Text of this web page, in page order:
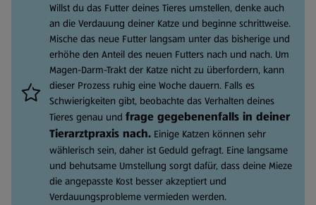
Willst du das Futter deines Tieres umstellen, denke auch
an die Verdauung deiner Katze und beginne schrittweise.
Mische das neue Futter langsam unter das bisherige und
erhöhe den Anteil des neuen Futters nach und nach. Um
Magen-Darm-Trakt der Katze nicht zu überfordern, kann
dieser Prozess ruhig eine Woche dauern. Falls es
Schwierigkeiten gibt, beobachte das Verhalten deines
Tieres genau und frage gegebenenfalls in deiner
Tierarztpraxis nach. Einige Katzen können sehr
wählerisch sein, daher ist Geduld gefragt. Eine langsame
und behutsame Umstellung sorgt dafür, dass deine Mieze
die angepasste Kost besser akzeptiert und
Verdauungsprobleme vermieden werden.